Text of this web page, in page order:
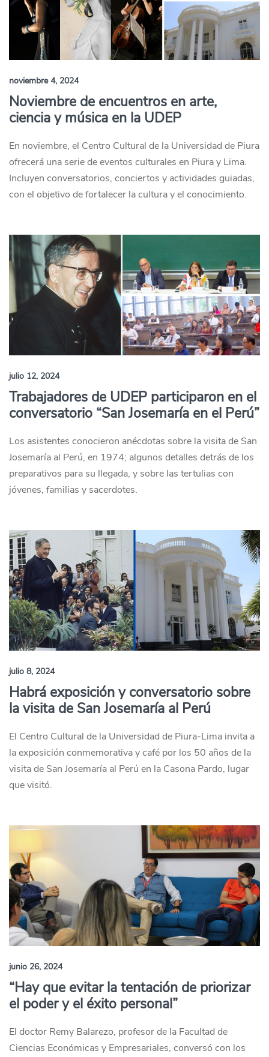
noviembre 4, 2024
Noviembre de encuentros en arte,
ciencia y música en la UDEP
En noviembre, el Centro Cultural de la Universidad de Piura
ofrecerá una serie de eventos culturales en Piura y Lima.
Incluyen conversatorios, conciertos y actividades guiadas,
con el objetivo de fortalecer la cultura y el conocimiento.
julio 12, 2024
Trabajadores de UDEP participaron en el
conversatorio “San Josemaría en el Perú”
Los asistentes conocieron anécdotas sobre la visita de San
Josemaría al Perú, en 1974; algunos detalles detrás de los
preparativos para su llegada, y sobre las tertulias con
jóvenes, familias y sacerdotes.
julio 8, 2024
Habrá exposición y conversatorio sobre
la visita de San Josemaría al Perú
El Centro Cultural de la Universidad de Piura-Lima invita a
la exposición conmemorativa y café por los 50 años de la
visita de San Josemaría al Perú en la Casona Pardo, lugar
que visitó.
junio 26, 2024
“Hay que evitar la tentación de priorizar
el poder y el éxito personal”
El doctor Remy Balarezo, profesor de la Facultad de
Ciencias Económicas y Empresariales, conversó con los